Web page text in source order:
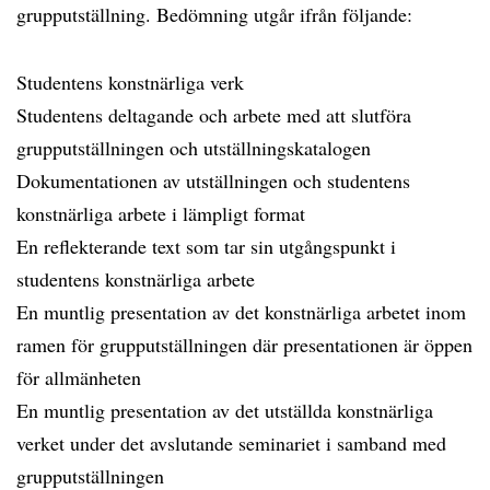
grupputställning. Bedömning utgår ifrån följande:
Studentens konstnärliga verk
Studentens deltagande och arbete med att slutföra
grupputställningen och utställningskatalogen
Dokumentationen av utställningen och studentens
konstnärliga arbete i lämpligt format
En reflekterande text som tar sin utgångspunkt i
studentens konstnärliga arbete
En muntlig presentation av det konstnärliga arbetet inom
ramen för grupputställningen där presentationen är öppen
för allmänheten
En muntlig presentation av det utställda konstnärliga
verket under det avslutande seminariet i samband med
grupputställningen